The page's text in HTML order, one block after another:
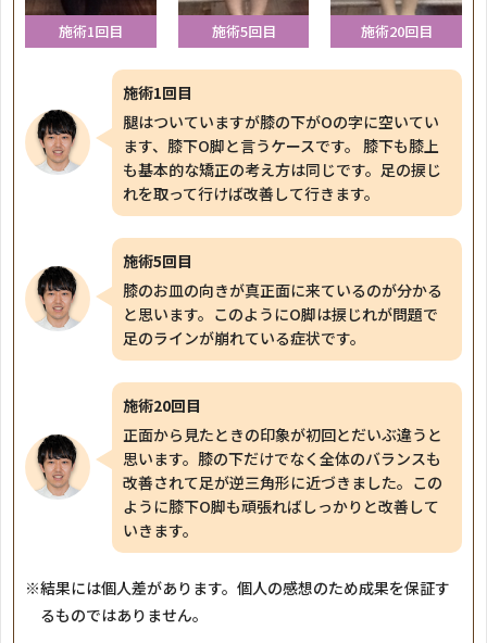
施術1回目 施術5回目 施術20回目
施術1回目
腿はついていますが膝の下がOの字に空いてい
ます、膝下O脚と言うケースです。 膝下も膝上
も基本的な矯正の考え方は同じです。足の捩じ
れを取って行けば改善して行きます。
施術5回目
膝のお皿の向きが真正面に来ているのが分かる
と思います。このようにO脚は捩じれが問題で
足のラインが崩れている症状です。
施術20回目
正面から見たときの印象が初回とだいぶ違うと
思います。膝の下だけでなく全体のバランスも
改善されて足が逆三角形に近づきました。この
ように膝下O脚も頑張ればしっかりと改善して
いきます。
※結果には個人差があります。個人の感想のため成果を保証す
るものではありません。